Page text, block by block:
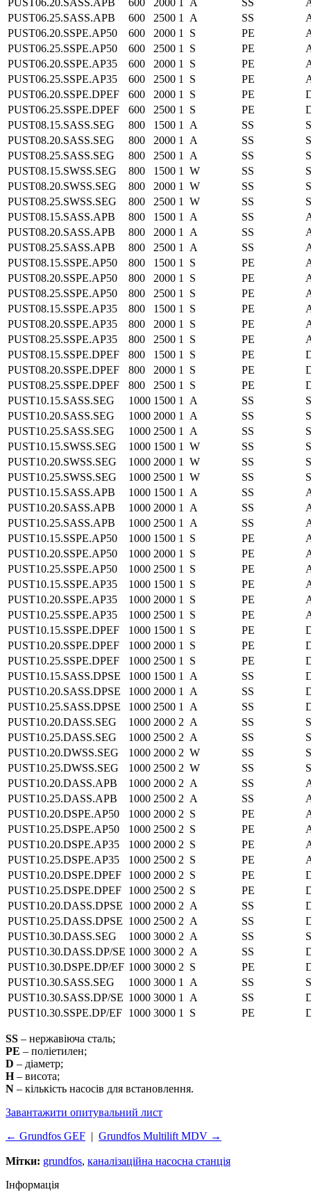
PUST06.25.SASS.APB
600 2500 1 A SS
PUST06.20.SSPE.AP50
600 2000 1 S PE
PUST06.25.SSPE.AP50
600 2500 1 S PE
PUST06.20.SSPE.AP35
600 2000 1 S PE
PUST06.25.SSPE.AP35
600 2500 1 S PE
PUST06.20.SSPE.DPEF
600 2000 1 S PE
PUST06.25.SSPE.DPEF
600 2500 1 S PE
PUST08.15.SASS.SEG
800 1500 1 A SS
PUST08.20.SASS.SEG
800 2000 1 A SS
PUST08.25.SASS.SEG
800 2500 1 A SS
PUST08.15.SWSS.SEG
800 1500 1 W SS
PUST08.20.SWSS.SEG
800 2000 1 W SS
PUST08.25.SWSS.SEG
800 2500 1 W SS
PUST08.15.SASS.APB
800 1500 1 A SS
PUST08.20.SASS.APB
800 2000 1 A SS
PUST08.25.SASS.APB
800 2500 1 A SS
PUST08.15.SSPE.AP50
800 1500 1 S PE
PUST08.20.SSPE.AP50
800 2000 1 S PE
PUST08.25.SSPE.AP50
800 2500 1 S PE
PUST08.15.SSPE.AP35
800 1500 1 S PE
PUST08.20.SSPE.AP35
800 2000 1 S PE
PUST08.25.SSPE.AP35
800 2500 1 S PE
PUST08.15.SSPE.DPEF
800 1500 1 S PE
PUST08.20.SSPE.DPEF
800 2000 1 S PE
PUST08.25.SSPE.DPEF
800 2500 1 S PE
PUST10.15.SASS.SEG
1000 1500 1 A SS
PUST10.20.SASS.SEG
1000 2000 1 A SS
PUST10.25.SASS.SEG
1000 2500 1 A SS
PUST10.15.SWSS.SEG
1000 1500 1 W SS
PUST10.20.SWSS.SEG
1000 2000 1 W SS
PUST10.25.SWSS.SEG
1000 2500 1 W SS
PUST10.15.SASS.APB
1000 1500 1 A SS
PUST10.20.SASS.APB
1000 2000 1 A SS
PUST10.25.SASS.APB
1000 2500 1 A SS
PUST10.15.SSPE.AP50
1000 1500 1 S PE
PUST10.20.SSPE.AP50
1000 2000 1 S PE
PUST10.25.SSPE.AP50
1000 2500 1 S PE
PUST10.15.SSPE.AP35
1000 1500 1 S PE
PUST10.20.SSPE.AP35
1000 2000 1 S PE
PUST10.25.SSPE.AP35
1000 2500 1 S PE
PUST10.15.SSPE.DPEF
1000 1500 1 S PE
PUST10.20.SSPE.DPEF
1000 2000 1 S PE
PUST10.25.SSPE.DPEF
1000 2500 1 S PE
PUST10.15.SASS.DPSE
1000 1500 1 A SS
PUST10.20.SASS.DPSE
1000 2000 1 A SS
PUST10.25.SASS.DPSE
1000 2500 1 A SS
PUST10.20.DASS.SEG
1000 2000 2 A SS
PUST10.25.DASS.SEG
1000 2500 2 A SS
PUST10.20.DWSS.SEG
1000 2000 2 W SS
PUST10.25.DWSS.SEG
1000 2500 2 W SS
PUST10.20.DASS.APB
1000 2000 2 A SS
PUST10.25.DASS.APB
1000 2500 2 A SS
PUST10.20.DSPE.AP50
1000 2000 2 S PE
PUST10.25.DSPE.AP50
1000 2500 2 S PE
PUST10.20.DSPE.AP35
1000 2000 2 S PE
PUST10.25.DSPE.AP35
1000 2500 2 S PE
PUST10.20.DSPE.DPEF
1000 2000 2 S PE
PUST10.25.DSPE.DPEF
1000 2500 2 S PE
PUST10.20.DASS.DPSE 1000 2000 2 A SS
PUST10.25.DASS.DPSE 1000 2500 2 A SS
PUST10.30.DASS.SEG
1000 3000 2 A SS
PUST10.30.DASS.DP/SE 1000 3000 2 A SS
PUST10.30.DSPE.DP/EF 1000 3000 2 S PE
PUST10.30.SASS.SEG
1000 3000 1 A SS
PUST10.30.SASS.DP/SE 1000 3000 1 A SS
PUST10.30.SSPE.DP/EF 1000 3000 1 S PE
SS – нержавіюча сталь;
PE – поліетилен;
D – діаметр;
H– висота;
N – кількість насосів для встановлення.
Завантажити опитувальний лист
← Grundfos GEF | Grundfos Multilift MDV →
Мітки: grundfos, каналізаційна насосна станція
Інформація